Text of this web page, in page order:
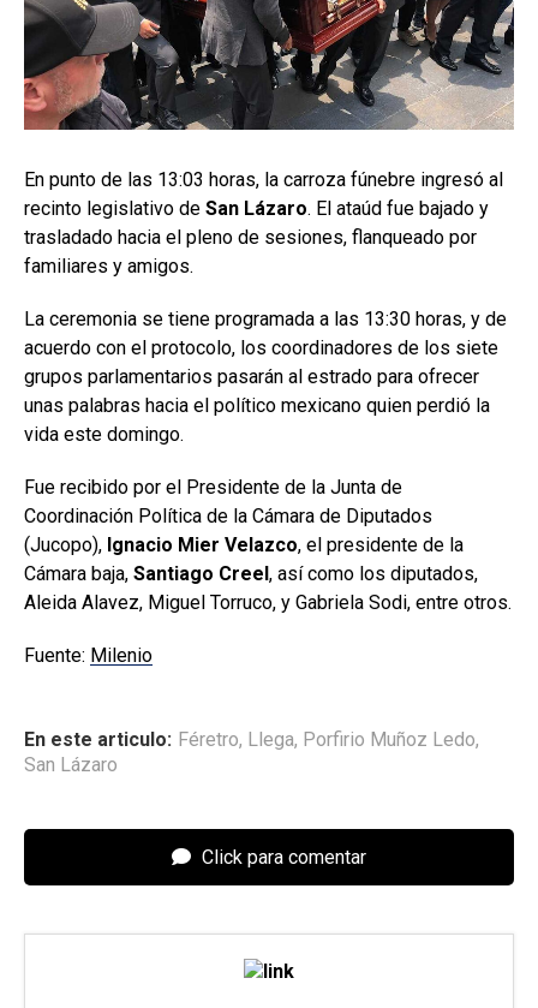
En punto de las 13:03 horas, la carroza fúnebre ingresó al
recinto legislativo de San Lázaro. El ataúd fue bajado y
trasladado hacia el pleno de sesiones, flanqueado por
familiares y amigos.
La ceremonia se tiene programada a las 13:30 horas, y de
acuerdo con el protocolo, los coordinadores de los siete
grupos parlamentarios pasarán al estrado para ofrecer
unas palabras hacia el político mexicano quien perdió la
vida este domingo.
Fue recibido por el Presidente de la Junta de
Coordinación Política de la Cámara de Diputados
(Jucopo), Ignacio Mier Velazco, el presidente de la
Cámara baja, Santiago Creel , así como los diputados,
Aleida Alavez, Miguel Torruco, y Gabriela Sodi, entre otros.
Fuente: Milenio
En este articulo: Féretro, Llega, Porfirio Muñoz Ledo,
San Lázaro
Click para comentar